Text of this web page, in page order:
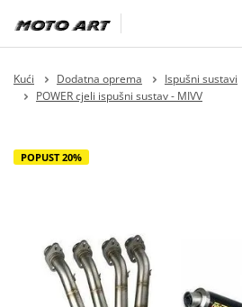
Kući Dodatna oprema Ispušni sustavi
POWER cjeli ispušni sustav - MIVV
POPUST 20%